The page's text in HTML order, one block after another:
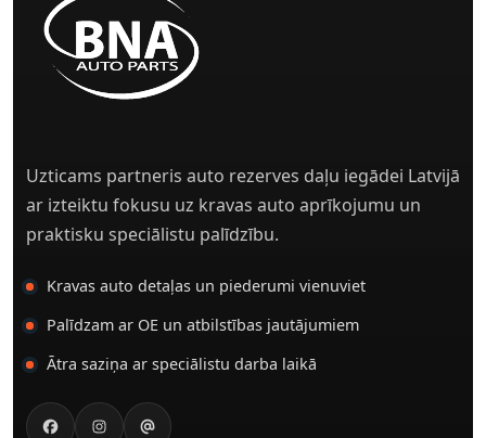
Uzticams partneris auto rezerves daļu iegādei Latvijā
ar izteiktu fokusu uz kravas auto aprīkojumu un
praktisku speciālistu palīdzību.
Kravas auto detaļas un piederumi vienuviet
Palīdzam ar OE un atbilstības jautājumiem
Ātra saziņa ar speciālistu darba laikā